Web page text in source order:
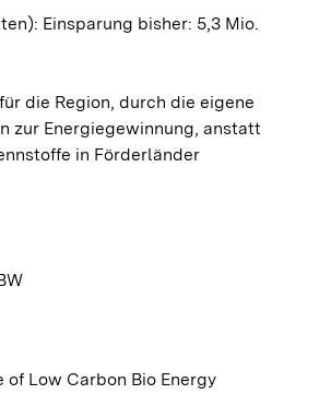
Einsparung bisher: 5,3 Mio.
die Region, durch die eigene
zur Energiegewinnung, anstatt
in Förderländer
Low Carbon Bio Energy